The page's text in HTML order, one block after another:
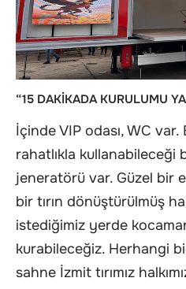
“15 DAKİKADA KURULUMU
İçinde VIP odası, WC var.
rahatlıkla kullanabileceği
jeneratörü var. Güzel bir
bir tırın dönüştürülmüş
istediğimiz yerde
kurabileceğiz. Herhangi
sahne İzmit tırımız